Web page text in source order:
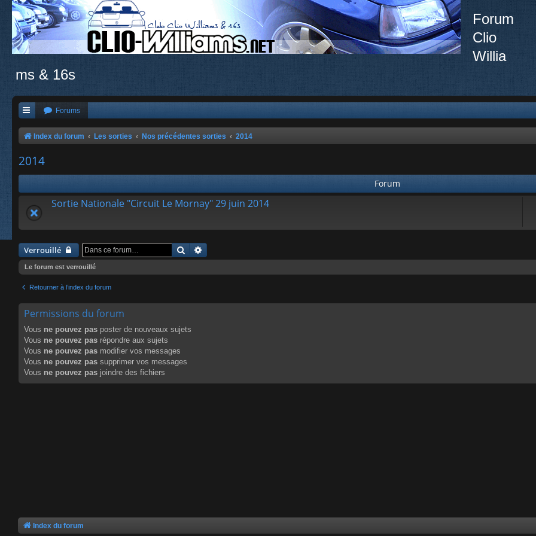
Forum
Clio
Willia
ms & 16s
Forums
Index du forum Les sorties Nos précédentes sorties 2014
2014
Forum
Sortie Nationale "Circuit Le Mornay" 29 juin 2014
Verrouillé Rechercher
Le forum est verrouillé
Retourner à l’index du forum
Permissions du forum
Vous ne pouvez pas poster de nouveaux sujets
Vous ne pouvez pas répondre aux sujets
Vous ne pouvez pas modifier vos messages
Vous ne pouvez pas supprimer vos messages
Vous ne pouvez pas joindre des fichiers
Index du forum